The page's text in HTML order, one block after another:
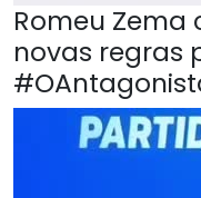
Romeu Zema
novas regras